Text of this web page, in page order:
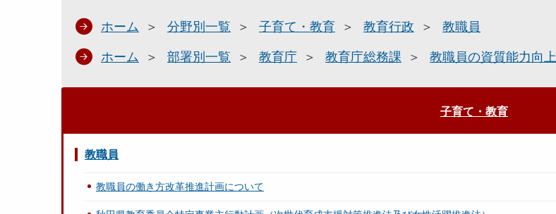
ホーム 分野別一覧 子育て・教育 教育行政 教職員
ホーム 部署別一覧 教育庁 教育庁総務課 教職員の資質能力向上
子育て・教育
教職員
教職員の働き方改革推進計画について